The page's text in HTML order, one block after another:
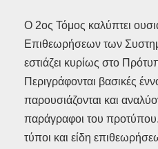
Ο 2ος Τόμος καλύπτει
Επιθεωρήσεων των
εστιάζει κυρίως στο
Περιγράφονται βασικές
παρουσιάζονται και
παράγραφοι του προτύπου.
τύποι και είδη